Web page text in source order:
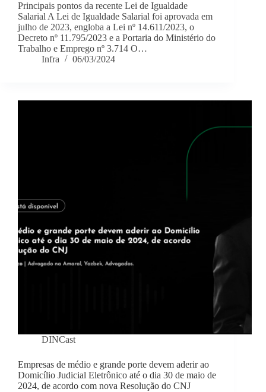
Principais pontos da recente Lei de Igualdade
Salarial A Lei de Igualdade Salarial foi aprovada em
julho de 2023, engloba a Lei nº 14.611/2023, o
Decreto nº 11.795/2023 e a Portaria do Ministério do
Trabalho e Emprego nº 3.714 O…
Infra
06/03/2024
DINCast
Empresas de médio e grande porte devem aderir ao
Domicílio Judicial Eletrônico até o dia 30 de maio de
2024, de acordo com nova Resolução do CNJ